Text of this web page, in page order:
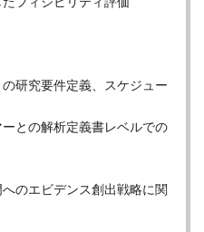
研究要件定義、スケジュー
との解析定義書レベルでの
のエビデンス創出戦略に関